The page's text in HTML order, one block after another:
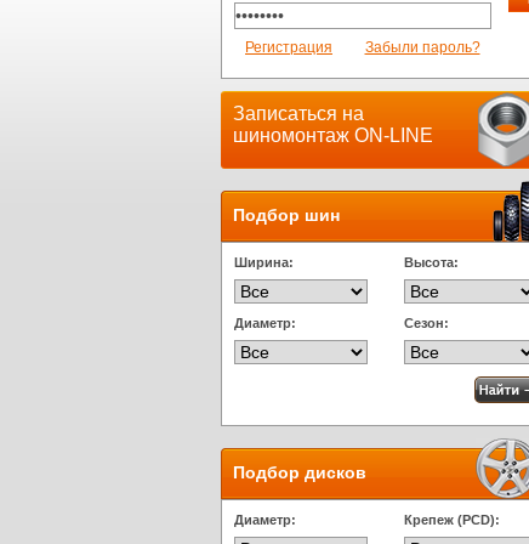
Регистрация Забыли пароль?
Записаться на
шиномонтаж ON-LINE
Подбор шин
Ширина: Высота:
Диаметр: Сезон:
Подбор дисков
Диаметр: Крепеж (PCD):